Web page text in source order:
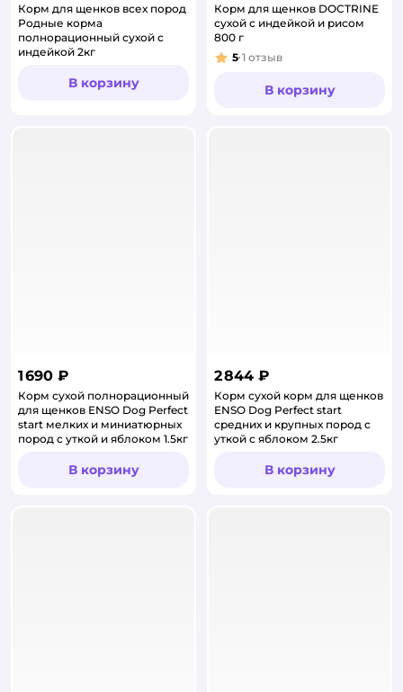
Корм для щенков всех пород
Родные корма
полнорационный сухой с
индейкой 2кг
В корзину
Корм для щенков DOCTRINE
сухой с индейкой и рисом
800 г
Рейтинг:
5 1 отзыв
В корзину
1 690 ₽
Корм сухой полнорационный
для щенков ENSO Dog Perfect
start мелких и миниатюрных
пород с уткой и яблоком 1.5кг
В корзину
2 844 ₽
Корм сухой корм для щенков
ENSO Dog Perfect start
средних и крупных пород с
уткой с яблоком 2.5кг
В корзину